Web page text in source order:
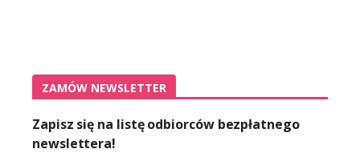
ZAMÓW NEWSLETTER
Zapisz się na listę odbiorców bezpłatnego
newslettera!